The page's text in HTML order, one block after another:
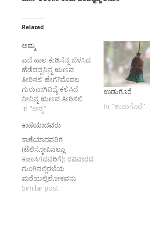
Related
ಅಮ್ಮ
ಎದೆ ಹಾಲ ಕುಡಿಸೆನ್ನ ಬೆಳಸಿದ
ಹೆಡೆದವ್ವನಿನ್ನ ಋಣವ
ತೀರಿಸಲಿ ಹೇಗೆ?ಮೊದಲ
ಗುರುವಾಗಿವಿಧ್ಯೆ ಕಲಿಸಿದೆ
ನೀನಿನ್ನ ಋಣವ ತೀರಿಸಲಿ
ಹೇಗೆ?ತುತ್ತು ಅನ್ನವ
ಕಾಯ್ದನಿನ್ನ ಋಣವ ತೀರಿಸಲಿ
ಹೇಗೆ?ನನ್ನ ಬೇಕು
ಬೇಡಗಳದೇವರಿಗೂ
ಮೊದಲರಿತು
ವರವಾಗಿಸಿದನಿನ್ನ ಋಣವ
ತೀರಿಸಲಿ ಹೇಗೆ?ಕಷ್ಟ ಸುಖಗಳ
ನಾಲ್ಕುಅನುಭವದ ಮಾತುಗಳ
In "ಅನ್ನ"
ಉಡುಗೊರೆ
In "ಉಡುಗೊರೆ"
ಕಾಣೆಯಾದವರು
ಕಾಣೆಯಾದವರಿಗೆ
(ಟೆಲಿಸ್ಕೋಪಿನಲ್ಲೂ
ಕಾಣಸಿಗದವರಿಗೆ): ರವಿವಾರದ
ಗುಂಗಿನಲ್ಲಿರಜೆಯ
ಮರೆಯಲ್ಲಿಲೋಕವನು
ಮರೆತುನೀವು
Similar post